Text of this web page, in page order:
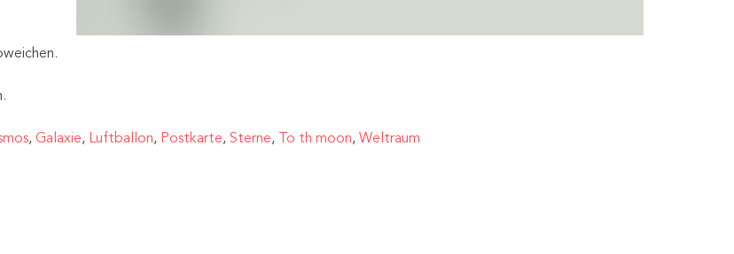
, Galaxie, Luftballon, Postkarte,Sterne, To th moon,Weltraum